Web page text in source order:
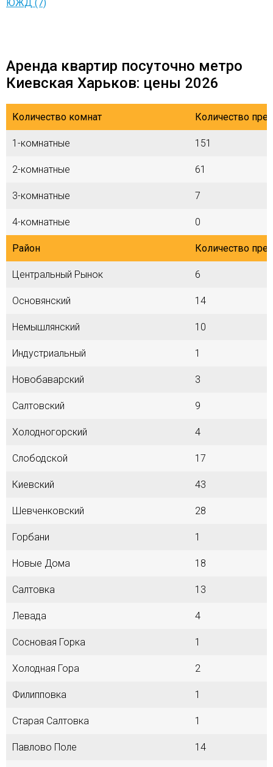
ЮЖД (7)
Аренда квартир посуточно метро
Киевская Харьков: цены 2026
Количество комнат Количество
1-комнатные 151
2-комнатные 61
3-комнатные 7
4-комнатные 0
Район Количество
Центральный Рынок 6
Основянский 14
Немышлянский 10
Индустриальный 1
Новобаварский 3
Салтовский 9
Холодногорский 4
Слободской 17
Киевский 43
Шевченковский 28
Горбани 1
Новые Дома 18
Салтовка 13
Левада 4
Сосновая Горка 1
Холодная Гора 2
Филипповка 1
Старая Салтовка 1
Павлово Поле 14